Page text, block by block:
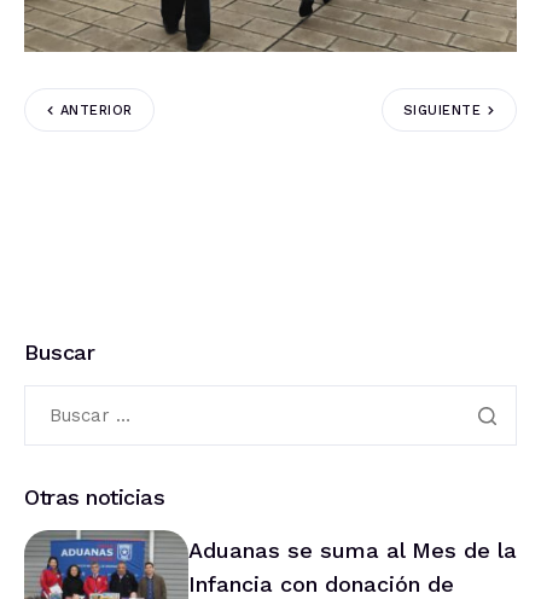
ANTERIOR SIGUIENTE
Buscar
Otras noticias
Aduanas se suma al Mes de la
Infancia con donación de